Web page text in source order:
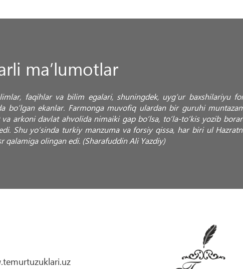
ma’lumotlar
faqihlar va bilim egalari, shuningdek, uyg‘ur baxshilariyu
bo‘lgan ekanlar. Farmonga muvofiq ulardan bir guruhi
arkoni davlat ahvolida nimaiki gap bo‘lsa, to‘la-to‘kis yozib
Shu yo‘sinda turkiy manzuma va forsiy qissa, har biri ul
qalamiga olingan edi. (Sharafuddin Ali Yazdiy)